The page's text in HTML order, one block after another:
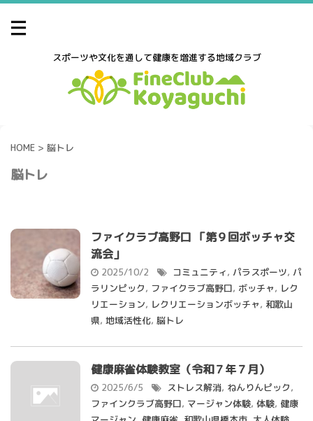
スポーツや文化を通して健康を増進する地域クラブ
HOME > 脳トレ
脳トレ
ファイクラブ高野口 「第９回ボッチャ交
流会」
2025/10/2 コミュニティ, パラスポーツ, パ
ラリンピック, ファイクラブ高野口, ボッチャ, レク
リエーション, レクリエーションボッチャ, 和歌山
県, 地域活性化, 脳トレ
健康麻雀体験教室（令和７年７月）
2025/6/5 ストレス解消, ねんりんピック,
ファインクラブ高野口, マージャン体験, 体験, 健康